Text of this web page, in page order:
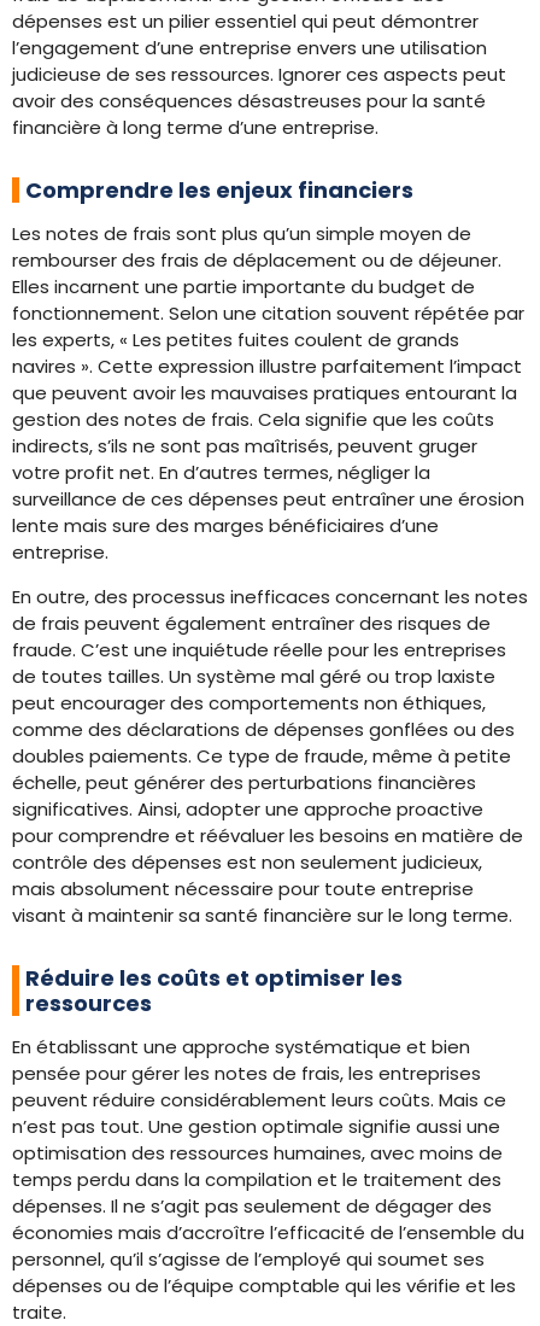
dépenses est un pilier essentiel qui peut démontrer
l’engagement d’une entreprise envers une utilisation
judicieuse de ses ressources. Ignorer ces aspects peut
avoir des conséquences désastreuses pour la santé
financière à long terme d’une entreprise.
Comprendre les enjeux financiers
Les notes de frais sont plus qu’un simple moyen de
rembourser des frais de déplacement ou de déjeuner.
Elles incarnent une partie importante du budget de
fonctionnement. Selon une citation souvent répétée par
les experts, « Les petites fuites coulent de grands
navires ». Cette expression illustre parfaitement l’impact
que peuvent avoir les mauvaises pratiques entourant la
gestion des notes de frais. Cela signifie que les coûts
indirects, s’ils ne sont pas maîtrisés, peuvent gruger
votre profit net. En d’autres termes, négliger la
surveillance de ces dépenses peut entraîner une érosion
lente mais sure des marges bénéficiaires d’une
entreprise.
En outre, des processus inefficaces concernant les notes
de frais peuvent également entraîner des risques de
fraude. C’est une inquiétude réelle pour les entreprises
de toutes tailles. Un système mal géré ou trop laxiste
peut encourager des comportements non éthiques,
comme des déclarations de dépenses gonflées ou des
doubles paiements. Ce type de fraude, même à petite
échelle, peut générer des perturbations financières
significatives. Ainsi, adopter une approche proactive
pour comprendre et réévaluer les besoins en matière de
contrôle des dépenses est non seulement judicieux,
mais absolument nécessaire pour toute entreprise
visant à maintenir sa santé financière sur le long terme.
Réduire les coûts et optimiser les
ressources
En établissant une approche systématique et bien
pensée pour gérer les notes de frais, les entreprises
peuvent réduire considérablement leurs coûts. Mais ce
n’est pas tout. Une gestion optimale signifie aussi une
optimisation des ressources humaines, avec moins de
temps perdu dans la compilation et le traitement des
dépenses. Il ne s’agit pas seulement de dégager des
économies mais d’accroître l’efficacité de l’ensemble du
personnel, qu’il s’agisse de l’employé qui soumet ses
dépenses ou de l’équipe comptable qui les vérifie et les
traite.